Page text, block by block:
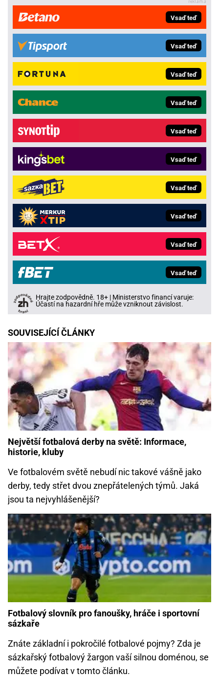
Vsaď teď
Vsaď teď
Vsaď teď
Vsaď teď
Vsaď teď
Vsaď teď
Vsaď teď
Vsaď teď
Vsaď teď
Vsaď teď
Hrajte zodpovědně. 18+ | Ministerstvo financí varuje:
Účastí na hazardní hře může vzniknout závislost.
SOUVISEJÍCÍ ČLÁNKY
Největší fotbalová derby na světě: Informace,
historie, kluby
Ve fotbalovém světě nebudí nic takové vášně jako
derby, tedy střet dvou znepřátelených týmů. Jaká
jsou ta nejvyhlášenější?
Fotbalový slovník pro fanoušky, hráče i sportovní
sázkaře
Znáte základní i pokročilé fotbalové pojmy? Zda je
sázkařský fotbalový žargon vaší silnou doménou, se
můžete podívat v tomto článku.